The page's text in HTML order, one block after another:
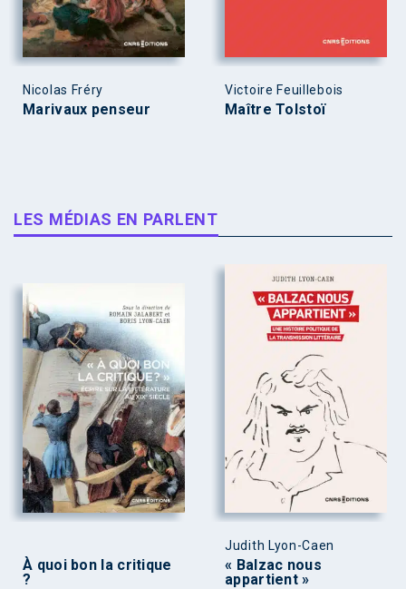
Nicolas Fréry
Marivaux penseur
Victoire Feuillebois
Maître Tolstoï
LES MÉDIAS EN PARLENT
À quoi bon la critique
?
Judith Lyon-Caen
« Balzac nous
appartient »